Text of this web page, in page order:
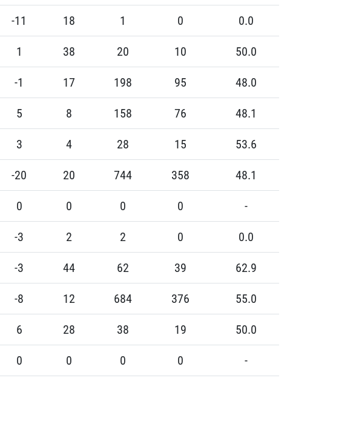
-11 18 1 0 0.0
1 38 20 10 50.0
-1 17 198 95 48.0
5 8 158 76 48.1
3 4 28 15 53.6
-20 20 744 358 48.1
0 0 0 0 -
-3 2 2 0 0.0
-3 44 62 39 62.9
-8 12 684 376 55.0
6 28 38 19 50.0
0 0 0 0 -